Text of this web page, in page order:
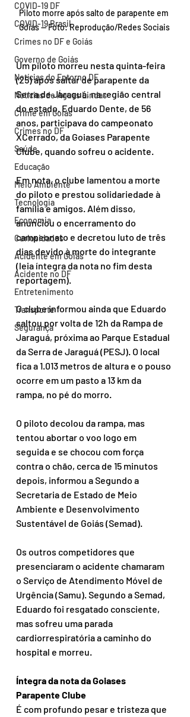
COVID-19 DF
COVID-19 Brasil
Crimes no DF e Goiás
Governo de Goiás
Notícias do Entorno DF
Notícias de Águas Lindas
Crime em Goiás
Crimes no DF
Saúde
Educação
Meio Ambiente
Tecnologia
Economia
Curiosidades
Acidente em Goiás
Acidente no DF
Entretenimento
Transporte
Segurança
Piloto morre após salto de parapente em
Goiás — Foto: Reprodução/Redes Sociais
Um piloto morreu nesta quinta-feira
(25) após saltar de parapente da
Serra de Jaraguá, na região central
do estado. Eduardo Dente, de 56
anos, participava do campeonato
XCerrado, da Goiases Parapente
Clube, quando sofreu o acidente.
Em nota, o clube lamentou a morte
do piloto e prestou solidariedade à
família e amigos. Além disso,
anunciou o encerramento do
campeonato e decretou luto de três
dias devido à morte do integrante
(leia íntegra da nota no fim desta
reportagem).
O clube informou ainda que Eduardo
saltou por volta de 12h da Rampa de
Jaraguá, próxima ao Parque Estadual
da Serra de Jaraguá (PESJ). O local
fica a 1.013 metros de altura e o pouso
ocorre em um pasto a 13 km da
rampa, no pé do morro.
O piloto decolou da rampa, mas
tentou abortar o voo logo em
seguida e se chocou com força
contra o chão, cerca de 15 minutos
depois, informou a Segundo a
Secretaria de Estado de Meio
Ambiente e Desenvolvimento
Sustentável de Goiás (Semad).
Os outros competidores que
presenciaram o acidente chamaram
o Serviço de Atendimento Móvel de
Urgência (Samu). Segundo a Semad,
Eduardo foi resgatado consciente,
mas sofreu uma parada
cardiorrespiratória a caminho do
hospital e morreu.
Íntegra da nota da Goiases
Parapente Clube
É com profundo pesar e tristeza que